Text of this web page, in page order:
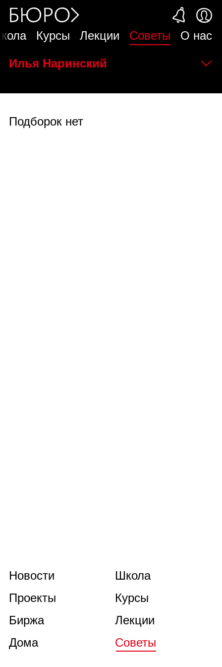
Курсы Лекции Советы О нас
Илья Наринский
Подборок нет
Новости
Проекты
Биржа
Дома
Школа
Курсы
Лекции
Советы